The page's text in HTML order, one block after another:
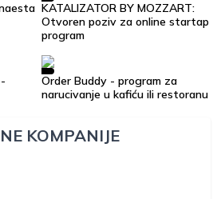
KATALIZATOR BY MOZZART:
Otvoren poziv za online startap
program
Order Buddy - program za
narucivanje u kafiću ili restoranu
KOMPANIJE